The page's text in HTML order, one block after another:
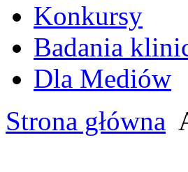
Konkursy
Badania
Dla Mediów
Strona główna